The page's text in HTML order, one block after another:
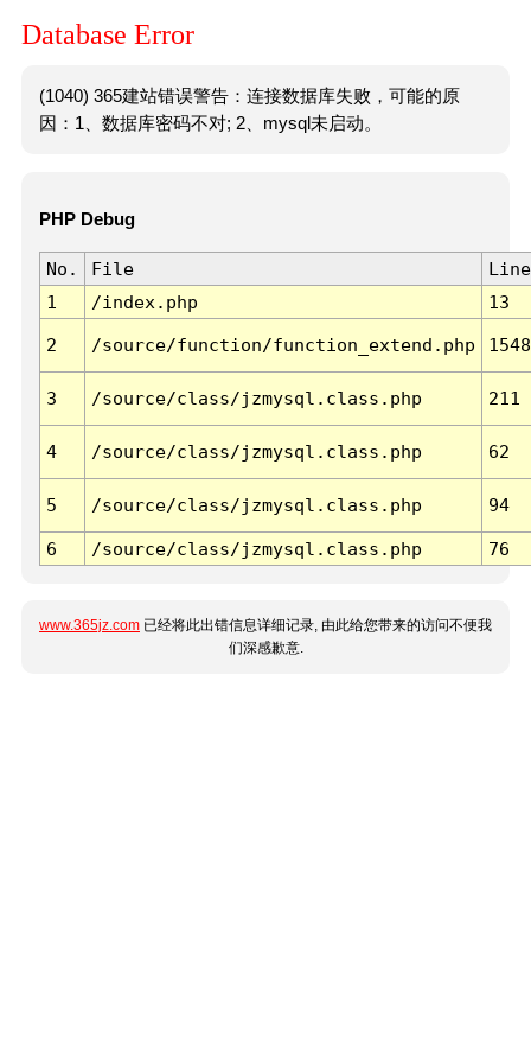
Database Error
(1040) 365建站错误警告：连接数据库失败，可能的原
因：1、数据库密码不对; 2、mysql未启动。
PHP Debug
No. File
Line
1
/index.php 13
2 /source/function/function_extend.php 1548
3 /source/class/jzmysql.class.php 211
4 /source/class/jzmysql.class.php 62
5 /source/class/jzmysql.class.php 94
6 /source/class/jzmysql.class.php 76
www.365jz.com 已经将此出错信息详细记录, 由此给您带来的访问不便我
们深感歉意.